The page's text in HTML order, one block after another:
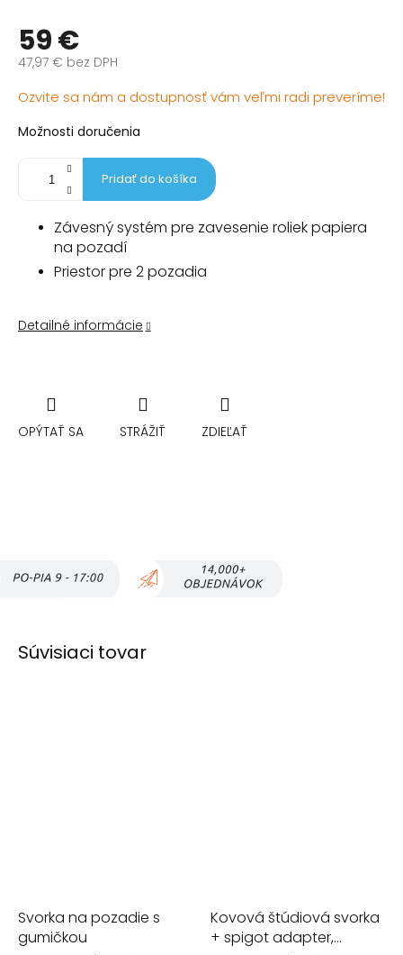
59 €
47,97 € bez DPH
Jednotková
cena:
Ozvite sa nám a dostupnosť vám veľmi radi preveríme!
Možnosti doručenia
Pridať do košíka
Závesný systém pre zavesenie roliek papiera
na pozadí
Priestor pre 2 pozadia
Detailné informácie
OPÝTAŤ SA STRÁŽIŤ ZDIEĽAŤ
Súvisiaci tovar
Svorka na pozadie s
gumičkou
Kovová štúdiová svorka
+ spigot adapter,